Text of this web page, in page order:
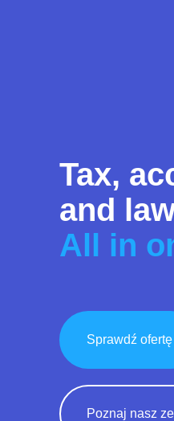
Tax,
and
All in
Sprawdź ofertę
Poznaj nasz